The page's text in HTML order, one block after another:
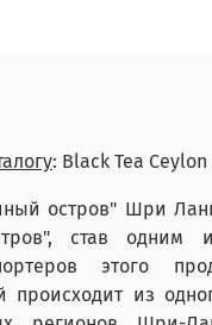
: Black Tea Ceylon
остров" Шри
став одним
этого
происходит из